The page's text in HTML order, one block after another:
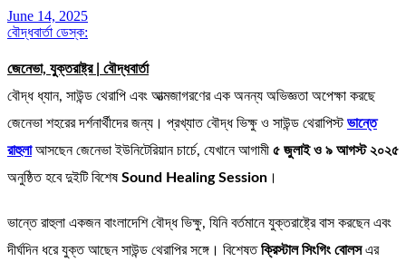
June 14, 2025
বৌদ্ধবার্তা ডেস্ক:
জেনেভা, যুক্তরাষ্ট্র | বৌদ্ধবার্তা
বৌদ্ধ ধ্যান, সাউন্ড থেরাপি এবং আত্মজাগরণের এক অনন্য অভিজ্ঞতা অপেক্ষা করছে
জেনেভা শহরের দর্শনার্থীদের জন্য। প্রখ্যাত বৌদ্ধ ভিক্ষু ও সাউন্ড থেরাপিস্টভান্তে
রাহুলাআসছেন জেনেভা ইউনিটেরিয়ান চার্চে, যেখানে আগামী ৫ জুলাই ও ৯ আগস্ট ২০২৫
অনুষ্ঠিত হবে দুইটি বিশেষSound Healing Session ।
ভান্তে রাহুলা একজন বাংলাদেশি বৌদ্ধ ভিক্ষু, যিনি বর্তমানে যুক্তরাষ্ট্রে বাস করছেন এবং
দীর্ঘদিন ধরে যুক্ত আছেন সাউন্ড থেরাপির সঙ্গে। বিশেষতক্রিস্টাল সিংগিং বোলসএর